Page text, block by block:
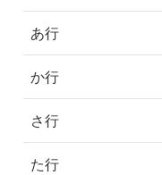
あ行
か行
さ行
た行